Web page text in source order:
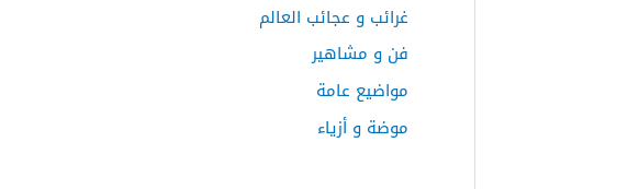
غرائب و عجائب العالم
فن و مشاهير
مواضيع عامة
موضة و أزياء